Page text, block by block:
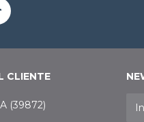
CLIENTE
(39872)